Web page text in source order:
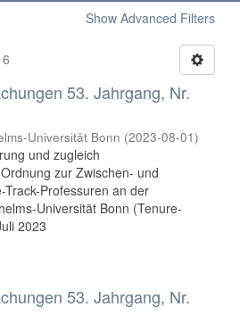
Show Advanced Filters
53. Jahrgang, Nr.
Universität Bonn (2023-08-01)
und zugleich
zur Zwischen- und
Professuren an der
Universität Bonn (Tenure-
2023
53. Jahrgang, Nr.